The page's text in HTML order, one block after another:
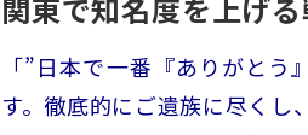
関東で知名度を上げ
「”日本で一番『ありがと
す。徹底的にご遺族に尽く